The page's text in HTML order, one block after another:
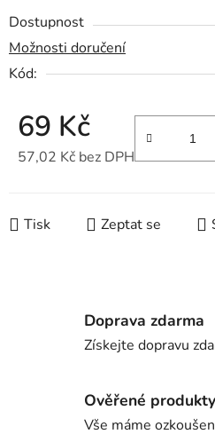
Dostupnost
Možnosti doručení
Kód:
69 Kč
57,02 Kč bez DPH
Tisk Zeptat se
Doprava zdarma
Získejte dopravu
Ověřené produkty
Vše máme